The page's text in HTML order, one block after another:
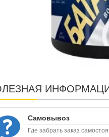
Самовывоз
Где забрать заказ